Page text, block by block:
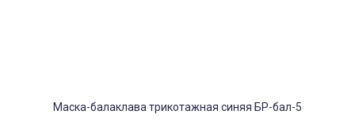
Маска-балаклава трикотажная синяя БР-бал-5